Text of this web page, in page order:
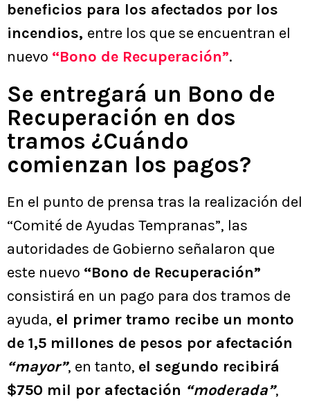
beneficios para los afectados por los
incendios, entre los que se encuentran el
nuevo “Bono de Recuperación”.
Se entregará un Bono de
Recuperación en dos
tramos ¿Cuándo
comienzan los pagos?
En el punto de prensa tras la realización del
“Comité de Ayudas Tempranas”, las
autoridades de Gobierno señalaron que
este nuevo “Bono de Recuperación”
consistirá en un pago para dos tramos de
ayuda, el primer tramo recibe un monto
de 1,5 millones de pesos por afectación
“mayor”, en tanto, el segundo recibirá
$750 mil por afectación “moderada”,